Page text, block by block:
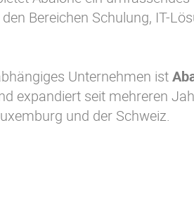
Bereichen Schulung, IT-
Unternehmen ist
expandiert seit mehreren
und der Schweiz.